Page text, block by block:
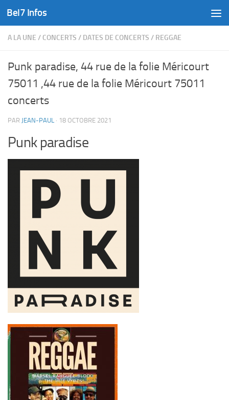
Skip to content
Bel7 Infos
A LA UNE / CONCERTS / DATES DE CONCERTS / REGGAE
Punk paradise, 44 rue de la folie Méricourt
75011 ,44 rue de la folie Méricourt 75011
concerts
PAR JEAN-PAUL · 18 OCTOBRE 2021
Punk paradise